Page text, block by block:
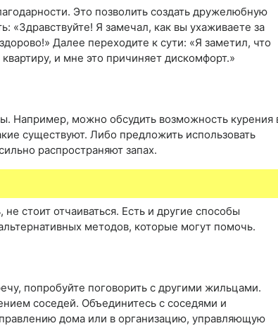
Это позволить создать дружелюбную
«Здравствуйте! Я замечал, как вы ухаживаете за
Далее переходите к сути: «Я заметил, что
и мне это причиняет дискомфорт.»
Например, можно обсудить возможность курения
существуют. Либо предложить использовать
распространяют запах.
стоит отчаиваться. Есть и другие способы
методов, которые могут помочь.
попробуйте поговорить с другими жильцами.
соседей. Объединитесь с соседями и
дома или в организацию, управляющую